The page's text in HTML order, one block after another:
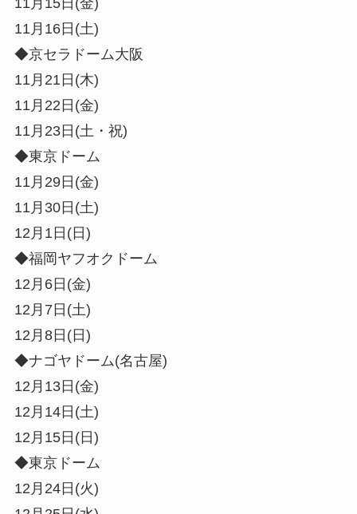
11月15日(金)
11月16日(土)
◆京セラドーム大阪
11月21日(木)
11月22日(金)
11月23日(土・祝)
◆東京ドーム
11月29日(金)
11月30日(土)
12月1日(日)
◆福岡ヤフオクドーム
12月6日(金)
12月7日(土)
12月8日(日)
◆ナゴヤドーム(名古屋)
12月13日(金)
12月14日(土)
12月15日(日)
◆東京ドーム
12月24日(火)